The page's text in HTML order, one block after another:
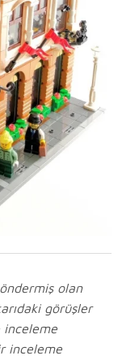
olan
görüşler
inceleme
inceleme